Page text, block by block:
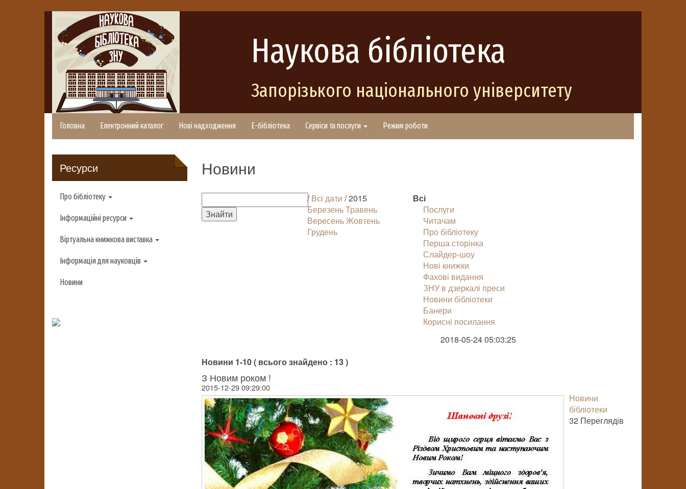
Наукова бібліотека
Запорізького національного університету
Головна Електронний каталог Нові надходження E-бібліотека Сервіси та послуги Режим роботи
Ресурси
Про бібліотеку
Інформаційні ресурси
Віртуальна книжкова виставка
Інформація для науковців
Новини
Новини
/Всі дати / 2015
БерезеньТравень
ВересеньЖовтень
Грудень
Всі
Послуги
Читачам
Про бібліотеку
Перша сторінка
Слайдер-шоу
Нові книжки
Фахові видання
ЗНУ в дзеркалі преси
Новини бібліотеки
Банери
Корисні посилання
2018-05-24 05:03:25
Новини 1-10 ( всього знайдено : 13 )
З Новим роком !
2015-12-29 09:29:00
Новини
бібліотеки
32 Пере­гля­дів